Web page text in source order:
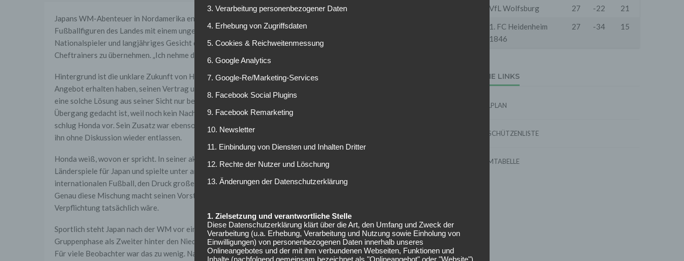
Japans WM-Abenteuer in Nordamerika endete früher als erhofft – und nun meldet sich eine der bekanntesten
Fußballfiguren des Landes mit einem ungewöhnlich direkten Vorschlag. Keisuke Honda, früherer
Nationalspieler und langjähriges Gesicht der „Samurai Blue“, hat öffentlich angeboten, den Posten des
Cheftrainers zu übernehmen. „Ich nehme diese Herausforderung an“, schrieb der 40-Jährige auf X.
Hintergrund ist die unklare Zukunft von Hajime Moriyasu. Der aktuelle Nationaltrainer soll demnach ein
Angebot erhalten haben, seinen Vertrag um ein weiteres Jahr zu verlängern. Honda deutete jedoch an, dass
eine solche Lösung aus seiner Sicht nur bedingt überzeugend wäre – vor allem dann, wenn sie lediglich als
Übergang gedacht ist, weil noch kein Nachfolger bereitsteht. „Dann probieren Sie mich doch ein Jahr lang aus“,
schlug Honda vor. Sein Zusatz war ebenso klar: Sollte Japan bei der Asienmeisterschaft scheitern, könne man
ihn ohne Diskussion wieder entlassen.
Honda weiß, wovon er spricht. In seiner aktiven Karriere absolvierte der frühere Offensivspieler 98
Länderspiele für Japan und spielte unter anderem für ZSKA Moskau, AC Mailand und VVV-Venlo. Er kennt den
internationalen Fußball, den Druck großer Turniere und die Erwartungen in Japan aus eigener Erfahrung.
Genau diese Mischung macht seinen Vorstoß reizvoll – auch wenn offen bleibt, wie realistisch eine
Verpflichtung tatsächlich wäre.
Sportlich steht Japan nach der WM vor einer Grundsatzfrage. Die Mannschaft überstand zwar die
Gruppenphase als Zweiter hinter den Niederlanden, scheiterte im Sechzehntelfinale aber mit 1:2 an Brasilien.
Für viele Beobachter war das zu wenig. Nach den Fortschritten der vergangenen Jahre hatten zahlreiche
VfL Wolfsburg 27 -22
21
1. FC Heidenheim
1846
27 -34 15
EXTERNE LINKS
SPIELPLAN
TORSCHÜTZENLISTE
FORMTABELLE
3. Verarbeitung personenbezogener Daten
4. Erhebung von Zugriffsdaten
5. Cookies & Reichweitenmessung
6. Google Analytics
7. Google-Re/Marketing-Services
8. Facebook Social Plugins
9. Facebook Remarketing
10. Newsletter
11. Einbindung von Diensten und Inhalten Dritter
12. Rechte der Nutzer und Löschung
13. Änderungen der Datenschutzerklärung
1. Zielsetzung und verantwortliche Stelle
Diese Datenschutzerklärung klärt über die Art, den Umfang und Zweck der
Verarbeitung (u.a. Erhebung, Verarbeitung und Nutzung sowie Einholung von
Einwilligungen) von personenbezogenen Daten innerhalb unseres
Onlineangebotes und der mit ihm verbundenen Webseiten, Funktionen und
Inhalte (nachfolgend gemeinsam bezeichnet als "Onlineangebot" oder "Website")